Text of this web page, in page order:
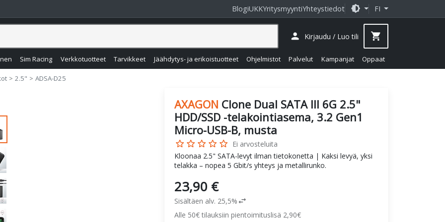
BlogiUKKYritysmyyntiYhteystiedot brightness_medium FI
Sim Racing Verkkotuotteet Tarvikkeet Jäähdytys- ja erikoistuotteet Ohjelmistot Palvelut Kampanjat Oppaat
person Kirjaudu / Luo tili shopping_cart
2.5" ADSA-D25
AXAGON Clone Dual SATA III 6G 2.5"
HDD/SSD -telakointiasema, 3.2 Gen1
Micro-USB-B, musta
star_border star_border star_border star_border star_border Ei arvosteluita
Kloonaa 2.5" SATA-levyt ilman tietokonetta | Kaksi levyä, yksi
telakka – nopea 5 Gbit/s yhteys ja metallirunko.
23,90 €
Sisältäen alv. 25,5%swap_horiz
Alle 50€ tilauksiin pientoimituslisä 2,90€